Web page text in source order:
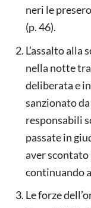
neri le
(p. 46).
L’assalto alla
nella notte
deliberata e
sanzionato
responsabili
passate in
aver
continuando
Le forze